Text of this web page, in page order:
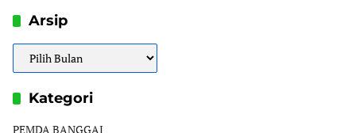
Arsip
Kategori
PEMDA BANGGAI